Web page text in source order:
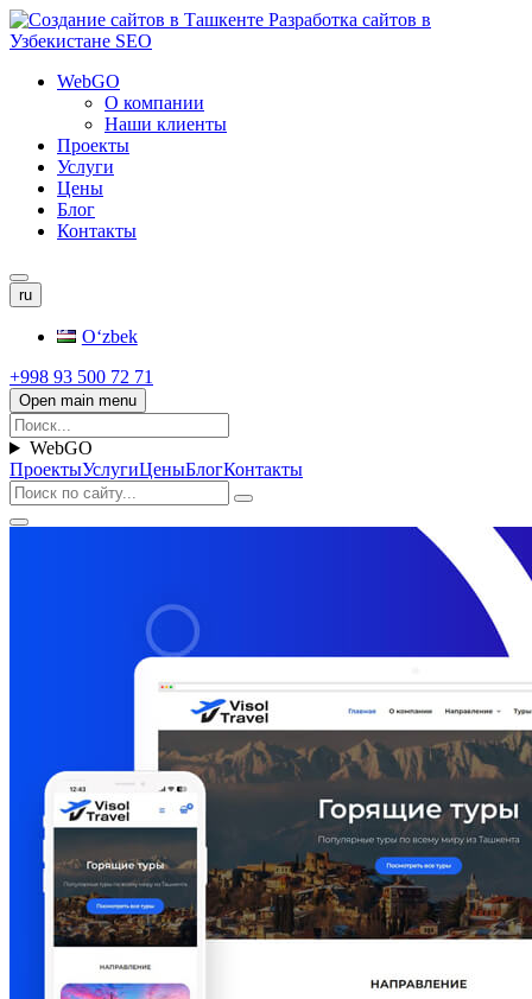
WebGO
О компании
Наши клиенты
Проекты
Услуги
Цены
Блог
Контакты
ru
Oʻzbek
+998 93 500 72 71
Open main menu
WebGO
ПроектыУслугиЦеныБлогКонтакты